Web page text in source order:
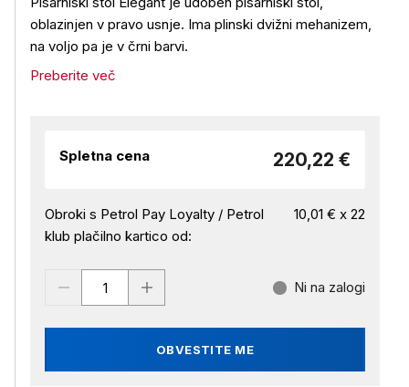
oblazinjen v pravo usnje. Ima plinski dvižni mehanizem,
na voljo pa je v črni barvi.
Preberite več
Spletna cena 220,22 €
Obroki s Petrol Pay Loyalty / Petrol
klub plačilno kartico od:
10,01 € x 22
OBVESTITE ME
Ni na zalogi